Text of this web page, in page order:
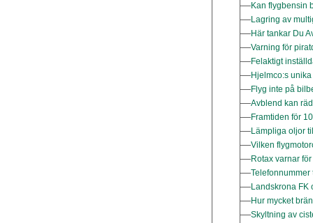
Kan flygbensin
Lagring av
Här tankar Du
Varning för
Felaktigt
Hjelmco:s
Flyg inte på
Avblend kan
Framtiden för
Lämpliga oljor
Vilken
Rotax varnar
Telefonnummer
Landskrona FK
Hur mycket
Skyltning av